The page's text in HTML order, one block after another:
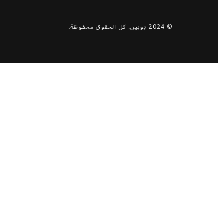
© 2024 بوبين. كل الحقوق محفوظة.